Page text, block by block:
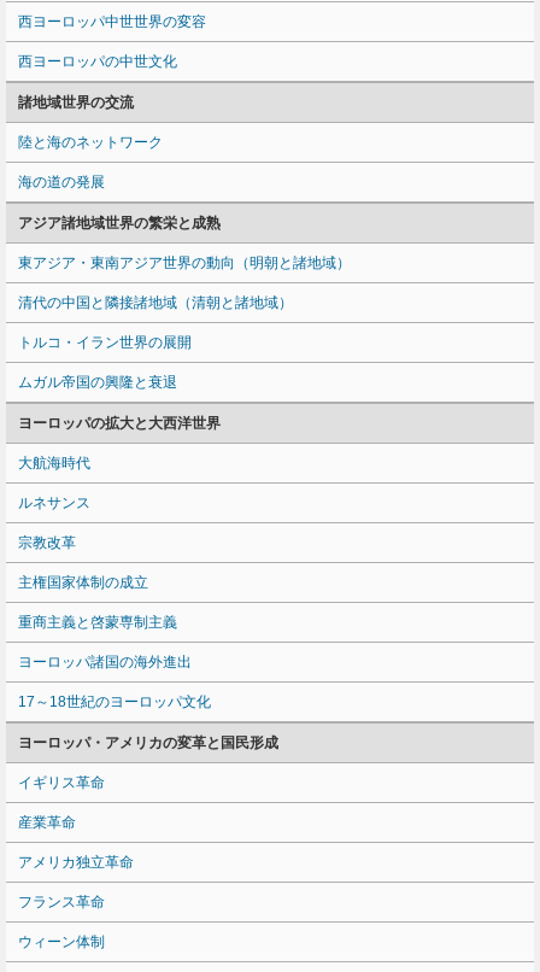
西ヨーロッパ中世世界の変容
西ヨーロッパの中世文化
諸地域世界の交流
陸と海のネットワーク
海の道の発展
アジア諸地域世界の繁栄と成熟
東アジア・東南アジア世界の動向（明朝と諸地域）
清代の中国と隣接諸地域（清朝と諸地域）
トルコ・イラン世界の展開
ムガル帝国の興隆と衰退
ヨーロッパの拡大と大西洋世界
大航海時代
ルネサンス
宗教改革
主権国家体制の成立
重商主義と啓蒙専制主義
ヨーロッパ諸国の海外進出
17～18世紀のヨーロッパ文化
ヨーロッパ・アメリカの変革と国民形成
イギリス革命
産業革命
アメリカ独立革命
フランス革命
ウィーン体制